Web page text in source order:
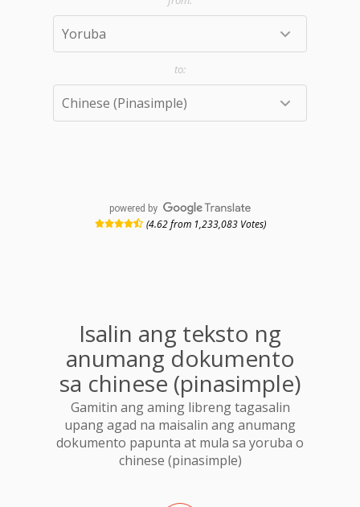
powered by
(4.62 from 1,233,083 Votes)
Isalin ang teksto ng
anumang dokumento
sa chinese (pinasimple)
Gamitin ang aming libreng tagasalin
upang agad na maisalin ang anumang
dokumento papunta at mula sa yoruba o
chinese (pinasimple)